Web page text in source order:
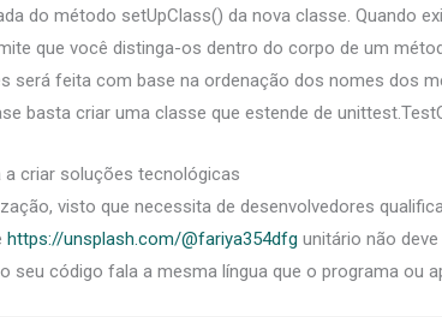
do método setUpClass() da nova classe. Quando
que você distinga-os dentro do corpo de um
será feita com base na ordenação dos nomes dos
basta criar uma classe que estende de
a criar soluções tecnológicas
visto que necessita de desenvolvedores
https://unsplash.com/@fariya354dfg unitário não
seu código fala a mesma língua que o programa ou